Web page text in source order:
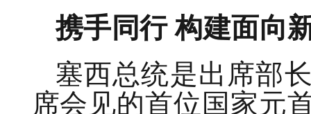
携手同行 构建面向
塞西总统是出席部
席会见的首位国家元